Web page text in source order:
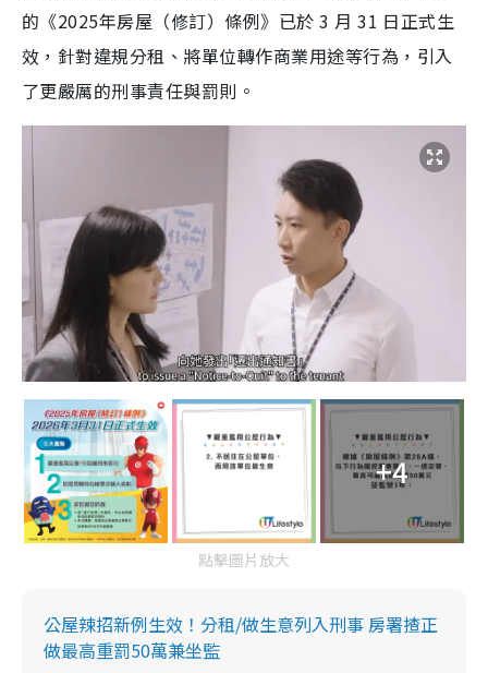
的《2025年房屋（修訂）條例》已於 3 月 31 日正式生
效，針對違規分租、將單位轉作商業用途等行為，引入
了更嚴厲的刑事責任與罰則。
+4
點擊圖片放大
公屋辣招新例生效！分租/做生意列入刑事 房署揸正
做最高重罰50萬兼坐監